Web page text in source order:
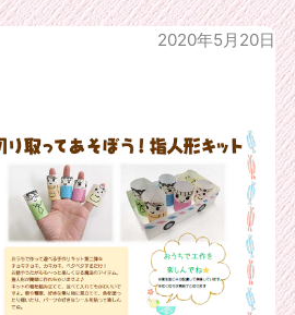
2020年5月20日